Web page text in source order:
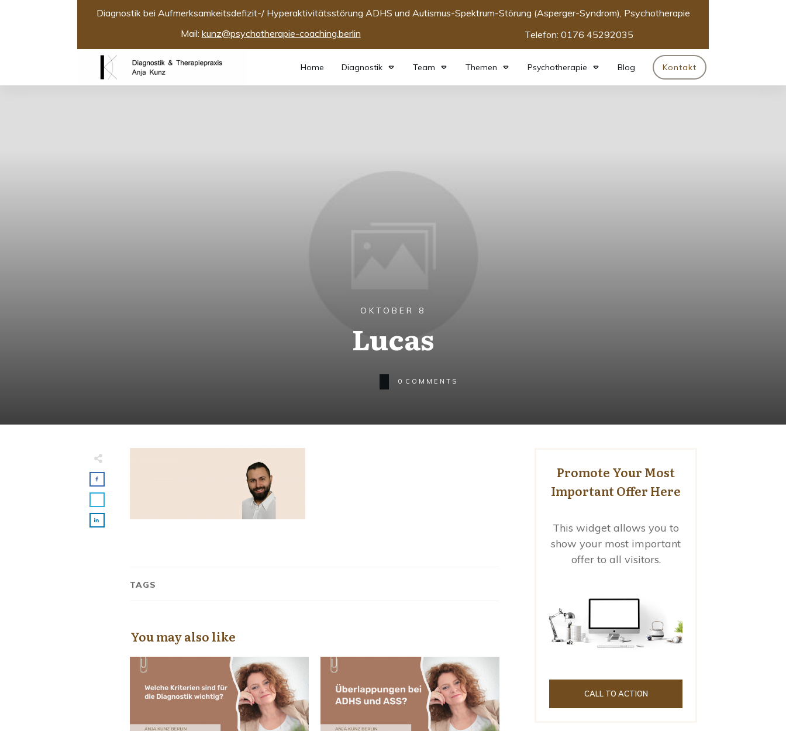
Diagnostik bei Aufmerksamkeitsdefizit-/ Hyperaktivitätsstörung ADHS und Autismus-Spektrum-Störung (Asperger-Syndrom), Psychotherapie
Mail: kunz@psychotherapie-coaching.berlin Telefon: 0176 45292035
Home Diagnostik Team Themen Psychotherapie Blog Kontakt
OKTOBER 8
Lucas
0 COMMENTS
TAGS
You may also like
Promote Your Most
Important Offer Here
This widget allows you to
show your most important
offer to all visitors.
CALL TO ACTION